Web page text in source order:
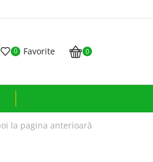
0 Favorite 0
la pagina anterioară